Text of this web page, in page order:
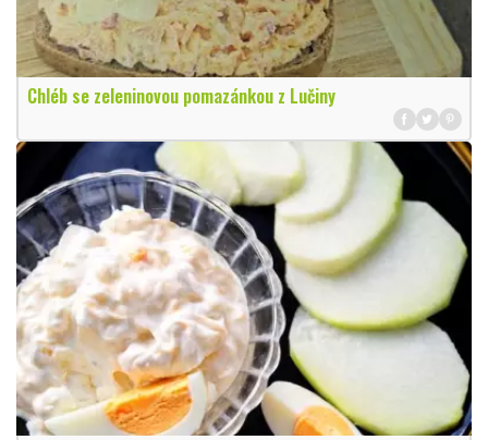
Chléb se zeleninovou pomazánkou z Lučiny